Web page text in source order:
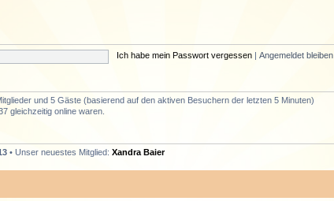
Ich habe mein Passwort vergessen Angemeldet bleiben
und 5 Gäste (basierend auf den aktiven Besuchern der letzten 5 Minuten)
gleichzeitig online waren.
• Unser neuestes Mitglied: Xandra Baier